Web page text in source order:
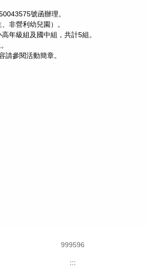
號函辦理。
非營利幼兒園）。
年級組及國中組，共計5組。
參閱活動簡章。
999596
:::